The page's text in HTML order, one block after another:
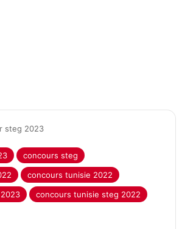
steg 2023
concours steg
concours tunisie 2022
concours tunisie steg 2022